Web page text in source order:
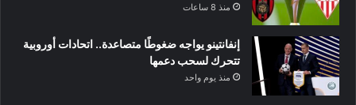
منذ 8 ساعات
إنفانتينو يواجه ضغوطًا متصاعدة.. اتحادات أوروبية
تتحرك لسحب دعمها
منذ يوم واحد